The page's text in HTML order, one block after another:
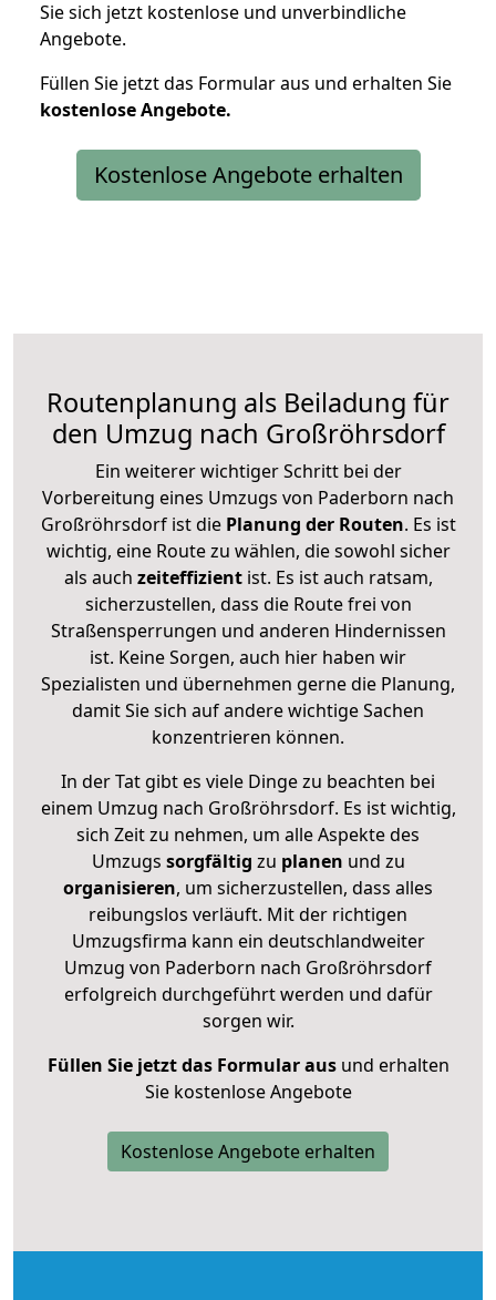
Sie sich jetzt kostenlose und unverbindliche
Angebote.
Füllen Sie jetzt das Formular aus und erhalten Sie
kostenloseAngebote.
Kostenlose Angebote erhalten
Routenplanung als Beiladung für
den Umzug nach Großröhrsdorf
Ein weiterer wichtiger Schritt bei der
Vorbereitung eines Umzugs von Paderborn nach
Großröhrsdorf ist diePlanung der Routen. Es ist
wichtig, eine Route zu wählen, die sowohl sicher
als auch zeiteffizientist. Es ist auch ratsam,
sicherzustellen, dass die Route frei von
Straßensperrungen und anderen Hindernissen
ist. Keine Sorgen, auch hier haben wir
Spezialisten und übernehmen gerne die Planung,
damit Sie sich auf andere wichtige Sachen
konzentrieren können.
In der Tat gibt es viele Dinge zu beachten bei
einem Umzug nach Großröhrsdorf. Es ist wichtig,
sich Zeit zu nehmen, um alle Aspekte des
Umzugs sorgfältig zu planen und zu
organisieren, um sicherzustellen, dass alles
reibungslos verläuft. Mit der richtigen
Umzugsfirma kann ein deutschlandweiter
Umzug von Paderborn nach Großröhrsdorf
erfolgreich durchgeführt werden und dafür
sorgen wir.
Füllen Sie jetzt das Formular ausund erhalten
Sie kostenlose Angebote
Kostenlose Angebote erhalten